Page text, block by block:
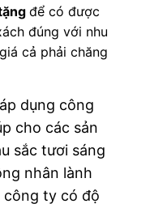
để có được
đúng với nhu
cả phải chăng
dụng công
cho các sản
sắc tươi sáng
nhân lành
công ty có độ